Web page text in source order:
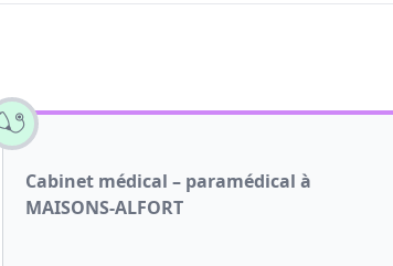
Cabinet médical – paramédical à
MAISONS-ALFORT